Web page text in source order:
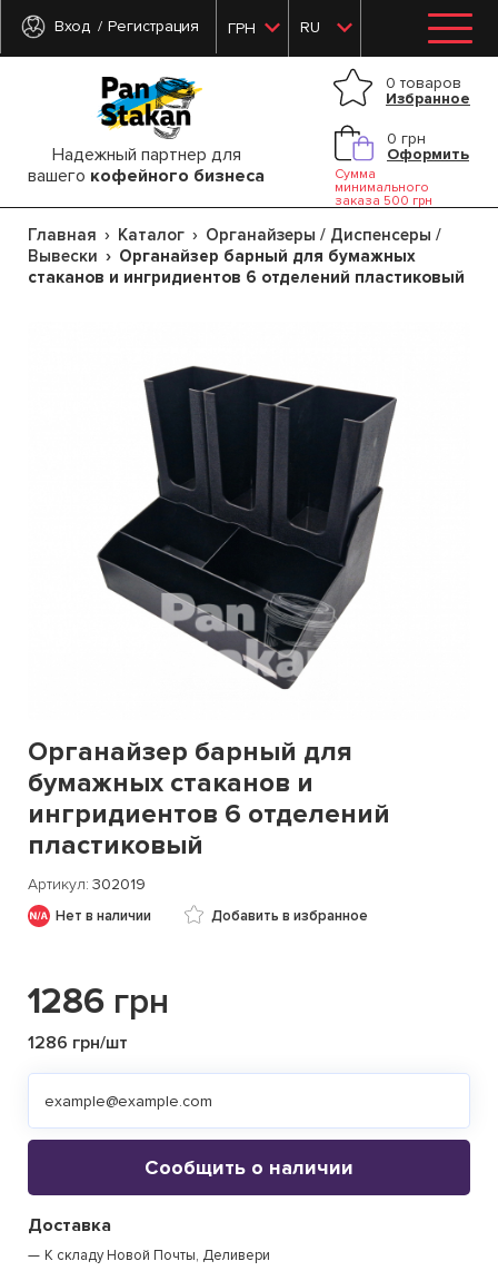
Вход Регистрация ГРН RU
Надежный партнер для
вашего кофейного бизнеса
0 товаров
Избранное
0 грн
Оформить
Сумма
минимального
заказа 500 грн
Главная Каталог
Органайзеры / Диспенсеры /
Вывески
Органайзер барный для бумажных
стаканов и ингридиентов 6 отделений пластиковый
Органайзер барный для
бумажных стаканов и
ингридиентов 6 отделений
пластиковый
Артикул 302019
Нет в наличии Добавить в избранное
1286 грн
1286 грн/шт
Сообщить о наличии
Доставка
К складу Новой Почты, Деливери